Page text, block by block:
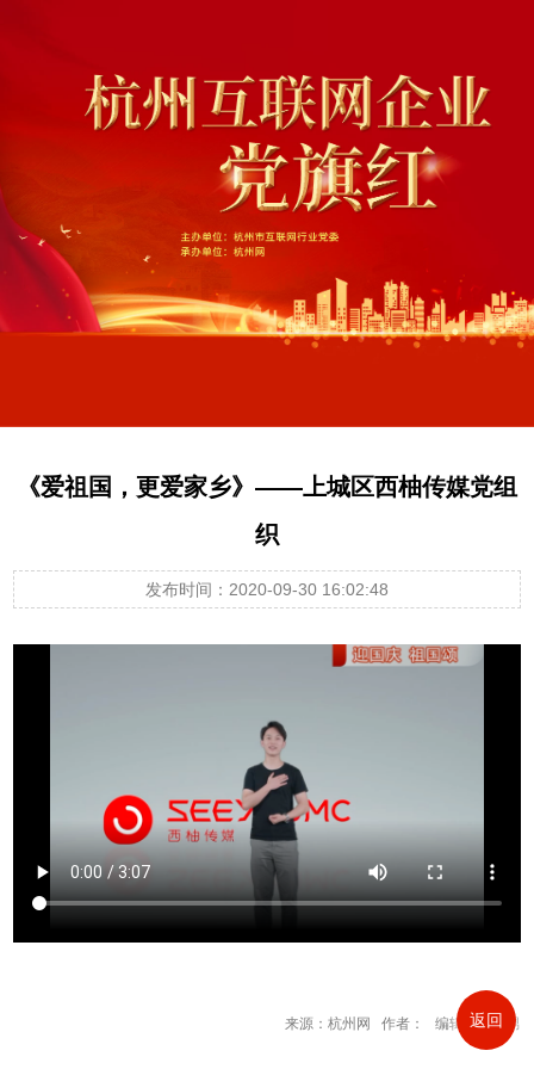
返回
《爱祖国，更爱家乡》——上城区西柚传媒党组
织
发布时间：2020-09-30 16:02:48
来源：杭州网 作者： 编辑：陈俊男